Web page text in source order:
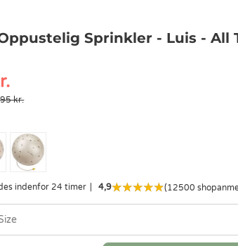
Sprinkler - Luis - All
kr.
indenfor 24 timer 4,9 (12500